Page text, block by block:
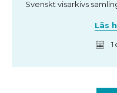
Svenskt visarkivs
Läs
1